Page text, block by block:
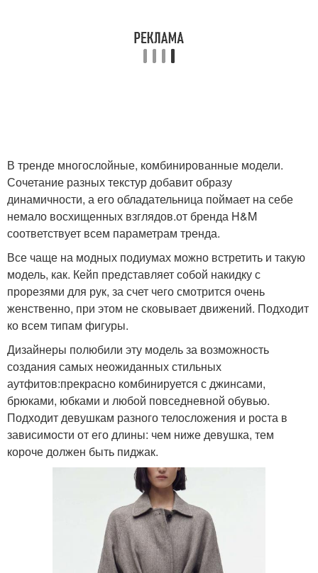
В тренде многослойные, комбинированные модели.
Сочетание разных текстур добавит образу
динамичности, а его обладательница поймает на себе
немало восхищенных взглядов.от бренда H&M
соответствует всем параметрам тренда.
Все чаще на модных подиумах можно встретить и такую
модель, как. Кейп представляет собой накидку с
прорезями для рук, за счет чего смотрится очень
женственно, при этом не сковывает движений. Подходит
ко всем типам фигуры.
Дизайнеры полюбили эту модель за возможность
создания самых неожиданных стильных
аутфитов:прекрасно комбинируется с джинсами,
брюками, юбками и любой повседневной обувью.
Подходит девушкам разного телосложения и роста в
зависимости от его длины: чем ниже девушка, тем
короче должен быть пиджак.